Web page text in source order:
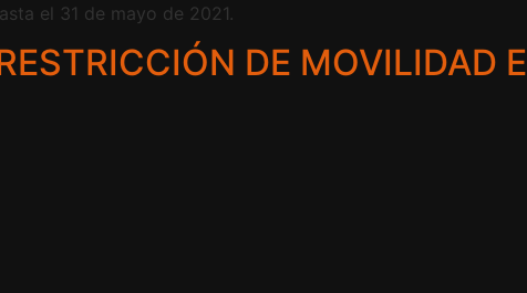
el 31 de mayo de 2021.
DE MOVILIDAD